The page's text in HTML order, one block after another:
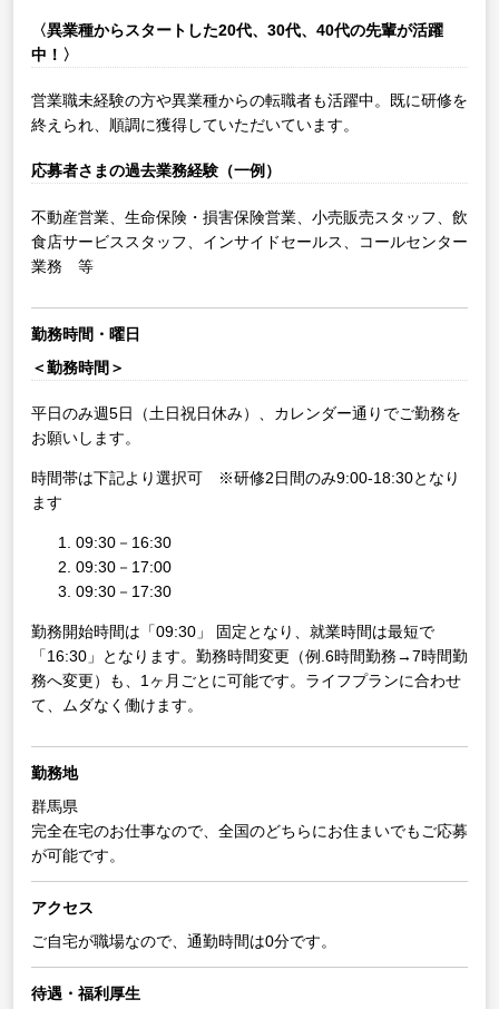
〈異業種からスタートした20代、30代、40代の先輩が活躍
中！〉
営業職未経験の方や異業種からの転職者も活躍中。既に研修を
終えられ、順調に獲得していただいています。
応募者さまの過去業務経験（一例）
不動産営業、生命保険・損害保険営業、小売販売スタッフ、飲
食店サービススタッフ、インサイドセールス、コールセンター
業務 等
勤務時間・曜日
＜勤務時間＞
平日のみ週5日（土日祝日休み）、カレンダー通りでご勤務を
お願いします。
時間帯は下記より選択可 ※研修2日間のみ9:00-18:30となり
ます
09:30－16:30
09:30－17:00
09:30－17:30
勤務開始時間は「09:30」 固定となり、就業時間は最短で
「16:30」となります。勤務時間変更（例.6時間勤務→7時間勤
務へ変更）も、1ヶ月ごとに可能です。ライフプランに合わせ
て、ムダなく働けます。
勤務地
群馬県
完全在宅のお仕事なので、全国のどちらにお住まいでもご応募
が可能です。
アクセス
ご自宅が職場なので、通勤時間は0分です。
待遇・福利厚生